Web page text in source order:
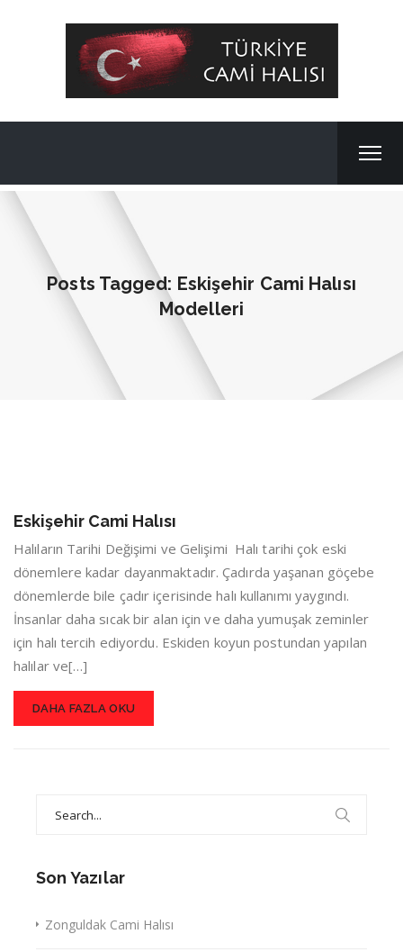
Posts Tagged: Eskişehir Cami Halısı
Modelleri
Eskişehir Cami Halısı
Halıların Tarihi Değişimi ve Gelişimi Halı tarihi çok eski
dönemlere kadar dayanmaktadır. Çadırda yaşanan göçebe
dönemlerde bile çadır içerisinde halı kullanımı yaygındı.
İnsanlar daha sıcak bir alan için ve daha yumuşak zeminler
için halı tercih ediyordu. Eskiden koyun postundan yapılan
halılar ve[…]
DAHA FAZLA OKU
Son Yazılar
Zonguldak Cami Halısı